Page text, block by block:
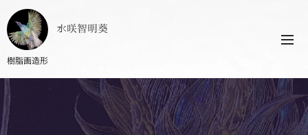
水咲智明葵
樹脂画造形